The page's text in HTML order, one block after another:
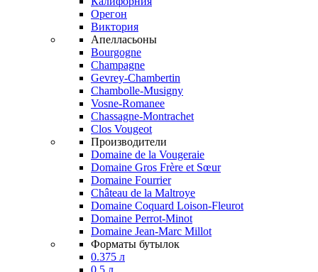
Орегон
Виктория
Апелласьоны
Bourgogne
Champagne
Gevrey-Chambertin
Chambolle-Musigny
Vosne-Romanee
Chassagne-Montrachet
Clos Vougeot
Производители
Domaine de la Vougeraie
Domaine Gros Frère et Sœur
Domaine Fourrier
Château de la Maltroye
Domaine Coquard Loison-Fleurot
Domaine Perrot-Minot
Domaine Jean-Marc Millot
Форматы бутылок
0.375 л
0.5 л